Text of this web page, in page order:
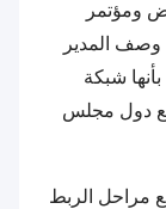
ومؤتمر
في أبوظبي، وصف المدير
شبكة
جميع دول مجلس
مراحل الربط